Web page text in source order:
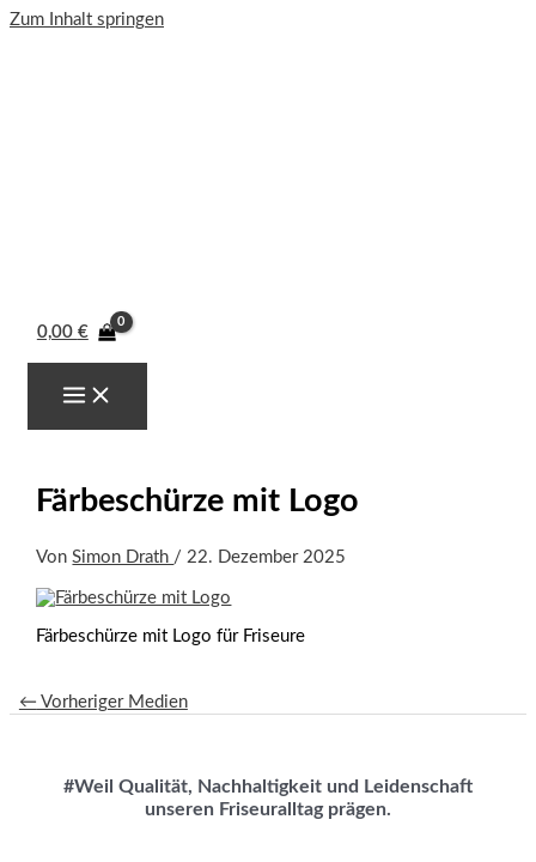
Zum Inhalt springen
0,00 €
Färbeschürze mit Logo
VonSimon Drath /22. Dezember 2025
Färbeschürze mit Logo für Friseure
← Vorheriger Medien
#Weil Qualität, Nachhaltigkeit und Leidenschaft
unseren Friseuralltag prägen.